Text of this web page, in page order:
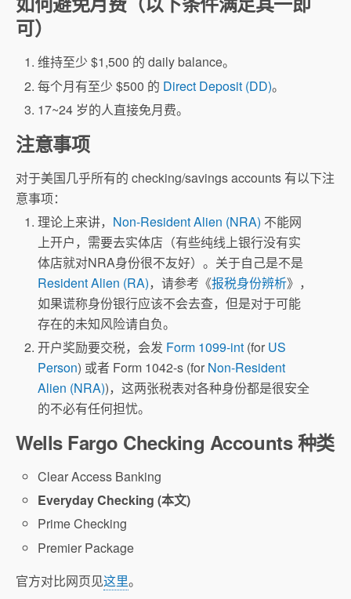
可）
维持至少 $1,500 的 daily balance。
每个月有至少 $500 的 Direct Deposit (DD)。
17~24 岁的人直接免月费。
注意事项
对于美国几乎所有的 checking/savings accounts 有以下注
意事项：
理论上来讲， Non-Resident Alien (NRA) 不能网
上开户，需要去实体店（有些纯线上银行没有实
体店就对NRA身份很不友好）。关于自己是不是
Resident Alien (RA)，请参考《报税身份辨析》，
如果谎称身份银行应该不会去查，但是对于可能
存在的未知风险请自负。
开户奖励要交税，会发 Form 1099-int (for US
Person) 或者 Form 1042-s (for Non-Resident
Alien (NRA))，这两张税表对各种身份都是很安全
的不必有任何担忧。
Wells Fargo Checking Accounts 种类
Clear Access Banking
Everyday Checking (本文)
Prime Checking
Premier Package
官方对比网页见这里。